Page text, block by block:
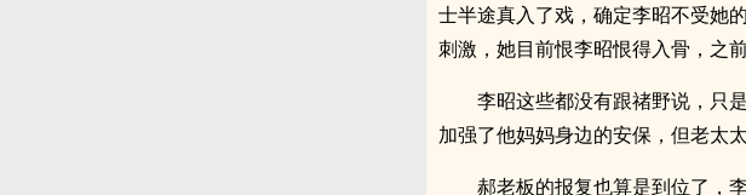
士半途真入了戏，确定李昭不受她
刺激，她目前恨李昭恨得入骨，之
李昭这些都没有跟禇野说，只
加强了他妈妈身边的安保，但老太
郝老板的报复也算是到位了，